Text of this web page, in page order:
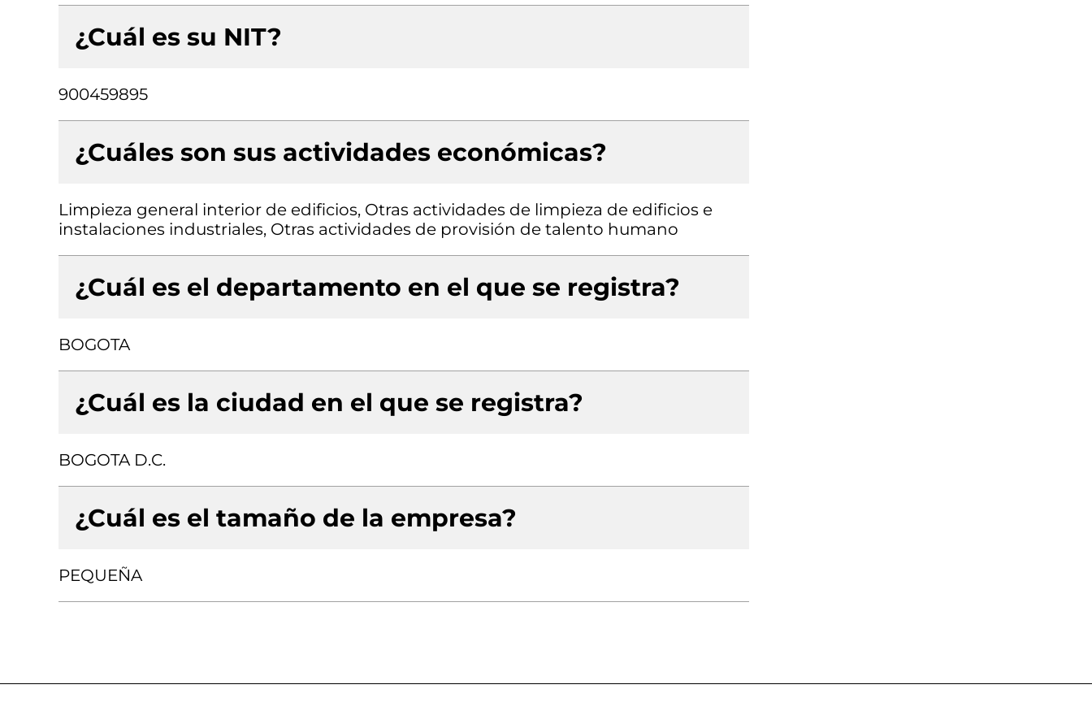
¿Cuál es su NIT?
900459895
¿Cuáles son sus actividades económicas?
Limpieza general interior de edificios, Otras actividades de limpieza de edificios e
instalaciones industriales, Otras actividades de provisión de talento humano
¿Cuál es el departamento en el que se registra?
BOGOTA
¿Cuál es la ciudad en el que se registra?
BOGOTA D.C.
¿Cuál es el tamaño de la empresa?
PEQUEÑA